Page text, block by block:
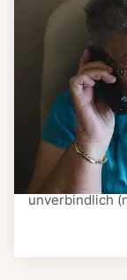
Schritt 3
Bestellen &
Suchen Sie
aus, was
schriftlich
Ein Kurier
vereinbarten
Anbietern
unverbindlich